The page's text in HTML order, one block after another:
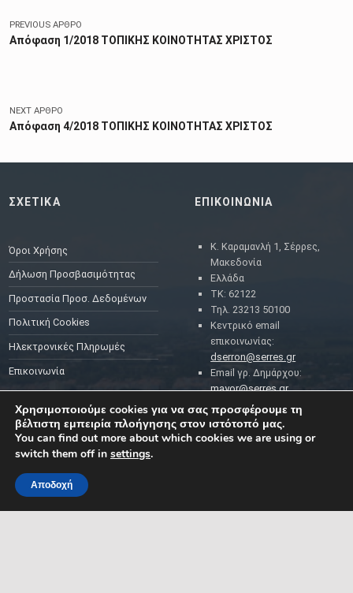
PREVIOUS ΆΡΘΡΟ
Απόφαση 1/2018 ΤΟΠΙΚΗΣ ΚΟΙΝΟΤΗΤΑΣ ΧΡΙΣΤΟΣ
NEXT ΆΡΘΡΟ
Απόφαση 4/2018 ΤΟΠΙΚΗΣ ΚΟΙΝΟΤΗΤΑΣ ΧΡΙΣΤΟΣ
ΣΧΕΤΙΚΑ
Όροι Χρήσης
Δήλωση Προσβασιμότητας
Προστασία Προσ. Δεδομένων
Πολιτική Cookies
Ηλεκτρονικές Πληρωμές
Επικοινωνία
ΕΠΙΚΟΙΝΩΝΙΑ
Κ. Καραμανλή 1, Σέρρες,
Μακεδονία
Ελλάδα
ΤΚ: 62122
Τηλ. 23213 50100
Κεντρικό email
επικοινωνίας:
dserron@serres.gr
Email γρ. Δημάρχου:
mayor@serres.gr
Email DPO (Υπευθύνου
Προστασίας Δεδομένων):
dpo@serres.gr
ΡΟΗ ΕΙΔΗΣΕΩΝ
ΔΗΜΟΤΗ ΚΑΙ ΤΗΣ
Χρησιμοποιούμε cookies για να σας προσφέρουμε τη
βέλτιστη εμπειρία πλοήγησης στον ιστότοπό μας.
You can find out more about which cookies we are using or
switch them off in settings.
Αποδοχή